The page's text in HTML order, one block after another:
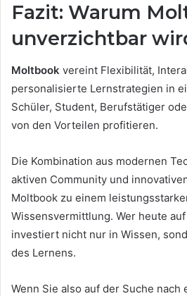
Fazit: Warum
unverzichtbar
Moltbook vereint Flexibilität,
personalisierte Lernstrategien in
Schüler, Student, Berufstätiger
von den Vorteilen profitieren.
Die Kombination aus modernen
aktiven Community und
Moltbook zu einem
Wissensvermittlung. Wer heute
investiert nicht nur in Wissen,
des Lernens.
Wenn Sie also auf der Suche nach